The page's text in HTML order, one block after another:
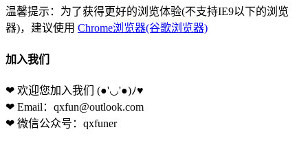
温馨提示：为了获得更好的浏览体验(不支持IE9以下的浏览
器)，建议使用 Chrome浏览器(谷歌浏览器)
加入我们
❤ 欢迎您加入我们 (●'◡'●)ﾉ♥
❤ Email：qxfun@outlook.com
❤ 微信公众号：qxfuner